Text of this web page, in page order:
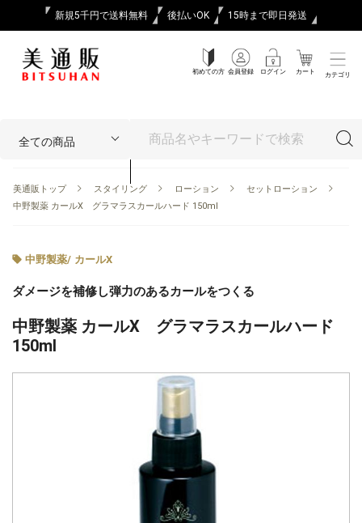
新規5千円で送料無料 後払いOK 15時まで即日発送
初めての方 会員登録 ログイン カート カテゴリ
美通販トップ スタイリング ローション
セットローション
中野製薬 カールX グラマラスカールハード 150ml
中野製薬/ カールX
ダメージを補修し弾力のあるカールをつくる
中野製薬 カールX グラマラスカールハード
150ml